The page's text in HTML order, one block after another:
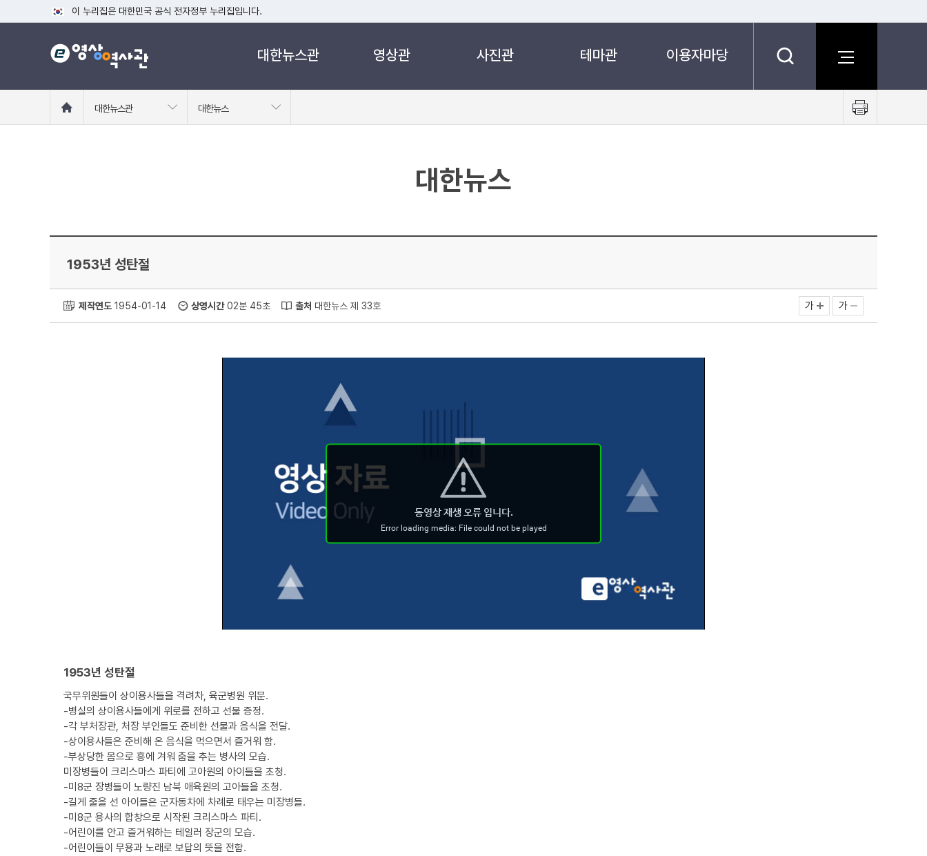
이 누리집은 대한민국 공식 전자정부 누리집입니다.
공식 누리집 주소 확인하기
go.kr 주소를 사용하는 누리집은 대한민국 정부기관이 관리하는 누리집입니다.
대한뉴스관 영상관 사진관 테마관 이용자마당
로
대한뉴스관 대한뉴스
트
대한뉴스
1953년 성탄절
제작연도 1954-01-14 상영시간02분 45초 출처 대한뉴스 제 33호 가 가
1953년 성탄절
국무위원들이 상이용사들을 격려차, 육군병원 위문.
-병실의 상이용사들에게 위로를 전하고 선물 증정.
-각 부처장관, 처장 부인들도 준비한 선물과 음식을 전달.
-상이용사들은 준비해 온 음식을 먹으면서 즐거워 함.
-부상당한 몸으로 흥에 겨워 춤을 추는 병사의 모습.
미장병들이 크리스마스 파티에 고아원의 아이들을 초청.
-미8군 장병들이 노량진 남북 애육원의 고아들을 초청.
-길게 줄을 선 아이들은 군자동차에 차례로 태우는 미장병들.
-미8군 용사의 합창으로 시작된 크리스마스 파티.
-어린이를 안고 즐거워하는 테일러 장군의 모습.
-어린이들이 무용과 노래로 보답의 뜻을 전함.